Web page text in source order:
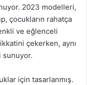
2023 modelleri,
çocukların rahatça
ve eğlenceli
çekerken, aynı
sunuyor.
için tasarlanmış.